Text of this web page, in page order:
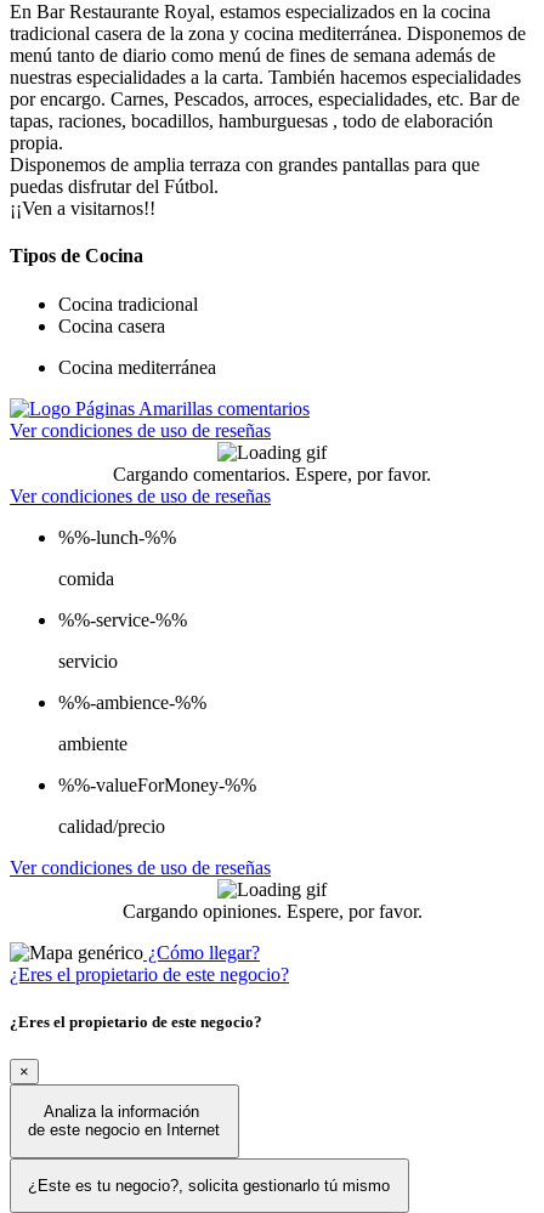
En Bar Restaurante Royal, estamos especializados en la cocina
tradicional casera de la zona y cocina mediterránea. Disponemos de
menú tanto de diario como menú de fines de semana además de
nuestras especialidades a la carta. También hacemos especialidades
por encargo. Carnes, Pescados, arroces, especialidades, etc. Bar de
tapas, raciones, bocadillos, hamburguesas , todo de elaboración
propia.
Disponemos de amplia terraza con grandes pantallas para que
puedas disfrutar del Fútbol.
¡¡Ven a visitarnos!!
Tipos de Cocina
Cocina tradicional
Cocina casera
Cocina mediterránea
Ver condiciones de uso de reseñas
Cargando comentarios. Espere, por favor.
Ver condiciones de uso de reseñas
%%-lunch-%%
comida
%%-service-%%
servicio
%%-ambience-%%
ambiente
%%-valueForMoney-%%
calidad/precio
Ver condiciones de uso de reseñas
Cargando opiniones. Espere, por favor.
¿Cómo llegar?
¿Eres el propietario de este negocio?
¿Eres el propietario de este negocio?
×
Analiza la información
de este negocio en Internet
¿Este es tu negocio?, solicita gestionarlo tú mismo